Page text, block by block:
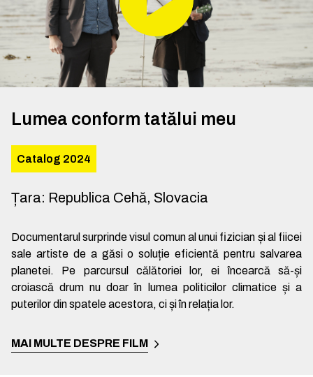
Lumea conform tatălui meu
Catalog 2024
Țara: Republica Cehă, Slovacia
Documentarul surprinde visul comun al unui fizician și al fiicei
sale artiste de a găsi o soluție eficientă pentru salvarea
planetei. Pe parcursul călătoriei lor, ei încearcă să-și
croiască drum nu doar în lumea politicilor climatice și a
puterilor din spatele acestora, ci și în relația lor.
MAI MULTE DESPRE FILM